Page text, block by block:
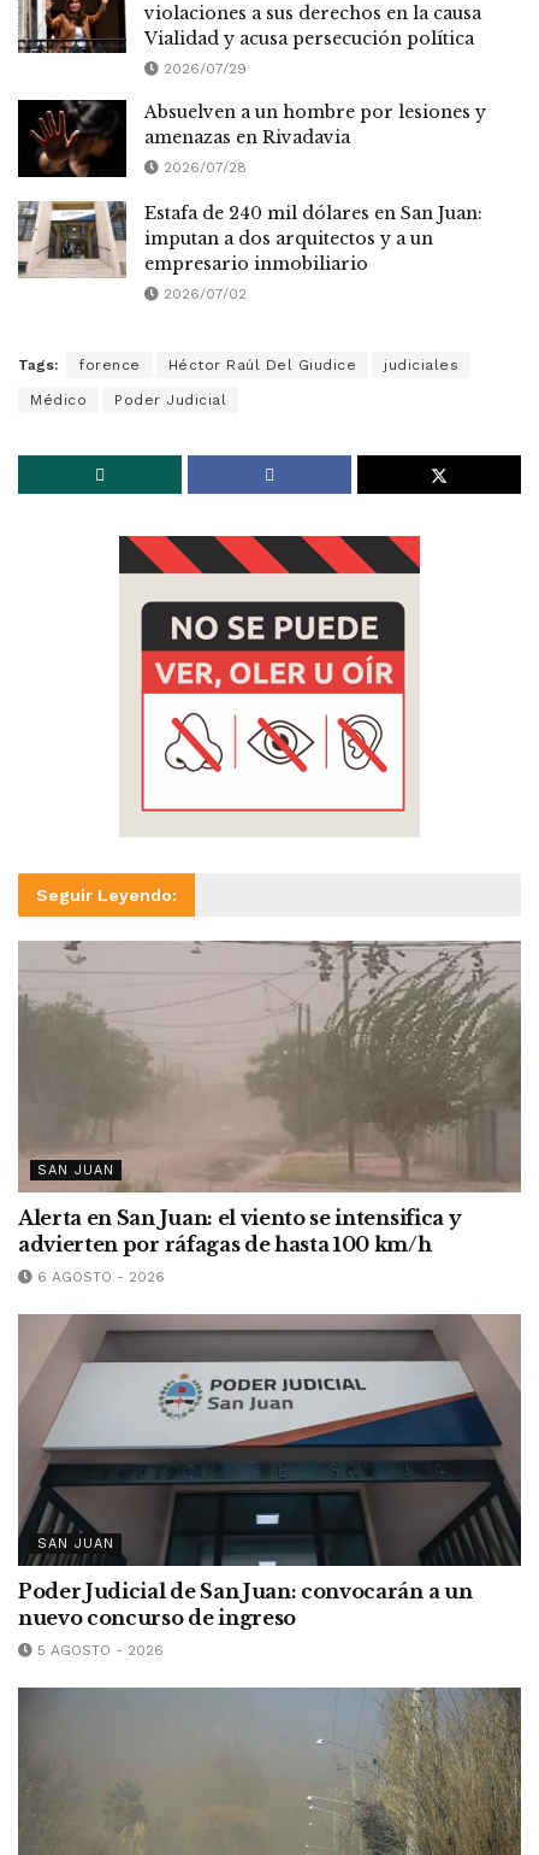
violaciones a sus derechos en la causa
Vialidad y acusa persecución política
2026/07/29
Absuelven a un hombre por lesiones y
amenazas en Rivadavia
2026/07/28
Estafa de 240 mil dólares en San Juan:
imputan a dos arquitectos y a un
empresario inmobiliario
2026/07/02
Tags: forence Héctor Raúl Del Giudice judiciales
Médico Poder Judicial
Seguir Leyendo:
SAN JUAN
Alerta en San Juan: el viento se intensifica y
advierten por ráfagas de hasta 100 km/h
6 AGOSTO - 2026
SAN JUAN
Poder Judicial de San Juan: convocarán a un
nuevo concurso de ingreso
5 AGOSTO - 2026